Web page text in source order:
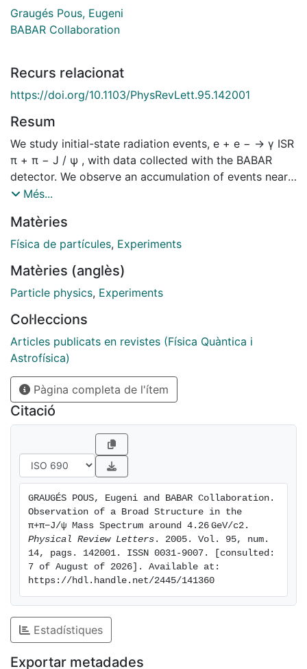
Graugés Pous, Eugeni
BABAR Collaboration
Recurs relacionat
https://doi.org/10.1103/PhysRevLett.95.142001
Resum
We study initial-state radiation events, e + e − → γ ISR
π + π − J / ψ , with data collected with the BABAR
detector. We observe an accumulation of events near
4.26 GeV / c 2 in the invariant-mass spectrum of π +
broad resonance with a mass of about 4.26 GeV / c
2 is required to describe the observed structure. The
excluded. The fitted width of the broad resonance is
50 to 90 MeV / c 2 , depending on the fit
Més...
Matèries
Física de partícules, Experiments
Matèries (anglès)
Particle physics, Experiments
Col·leccions
Articles publicats en revistes (Física Quàntica i
Astrofísica)
Pàgina completa de l'ítem
Citació
GRAUGÉS POUS, Eugeni and BABAR Collaboration.
Observation of a Broad Structure in the
Physical Review Letters . 2005. Vol. 95, num.
14, pags. 142001. ISSN 0031-9007. [consulted:
7 of August of 2026]. Available at:
https://hdl.handle.net/2445/141360
Estadístiques
Exportar metadades